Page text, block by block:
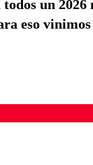
todos un
eso